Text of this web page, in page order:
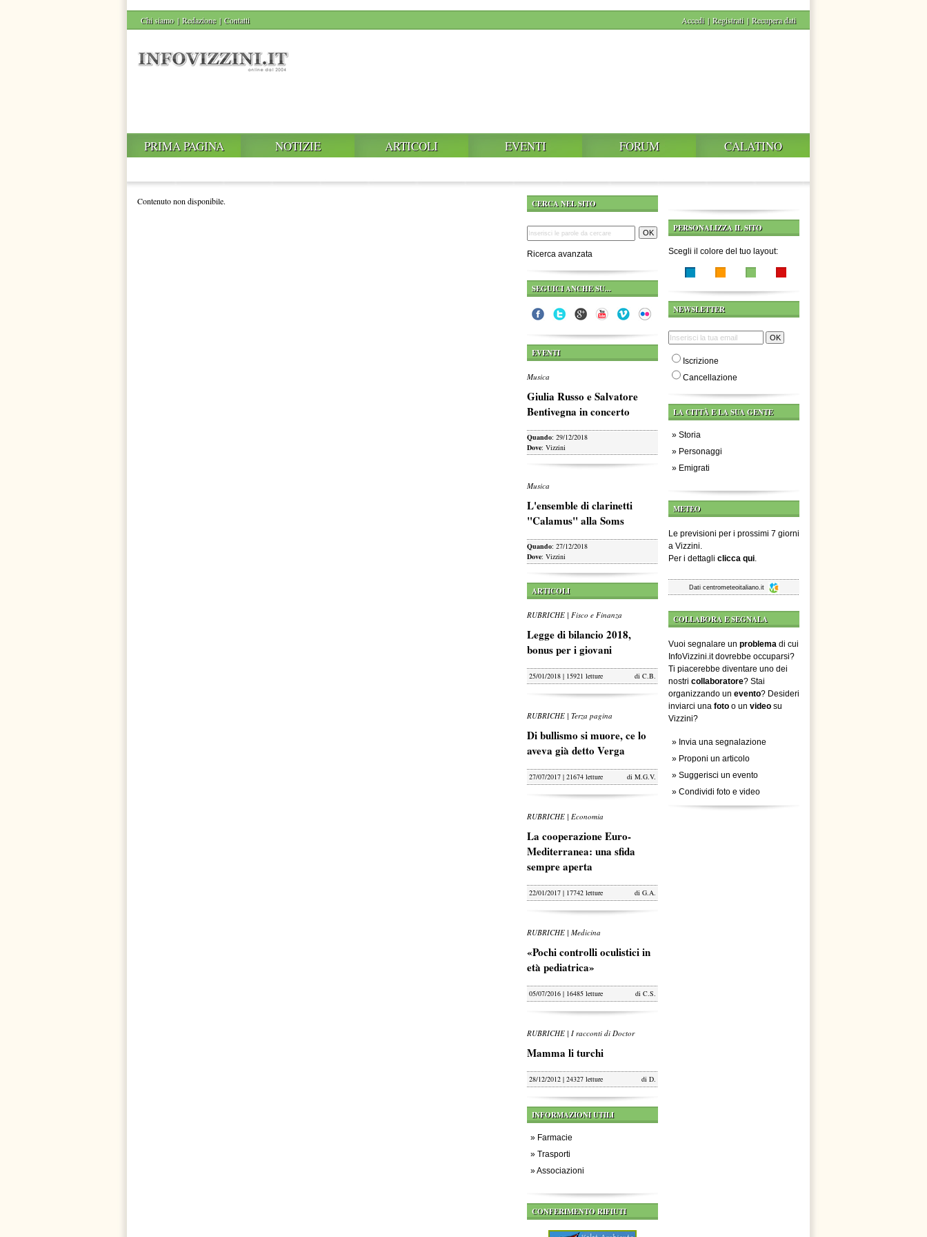
Chi siamo | Redazione | Contatti Accedi | Registrati | Recupera dati
PRIMA PAGINA NOTIZIE ARTICOLI EVENTI FORUM CALATINO
Contenuto non disponibile. CERCA NEL SITO
Ricerca avanzata
SEGUICI ANCHE SU...
EVENTI
Musica
Giulia Russo e Salvatore
Bentivegna in concerto
Quando: 29/12/2018
Dove: Vizzini
Musica
L'ensemble di clarinetti
"Calamus" alla Soms
Quando: 27/12/2018
Dove: Vizzini
ARTICOLI
RUBRICHE | Fisco e Finanza
Legge di bilancio 2018,
bonus per i giovani
25/01/2018 | 15921 letture di C.B.
RUBRICHE | Terza pagina
Di bullismo si muore, ce lo
aveva già detto Verga
27/07/2017 | 21674 letture di M.G.V.
RUBRICHE | Economia
La cooperazione Euro-
Mediterranea: una sfida
sempre aperta
22/01/2017 | 17742 letture di G.A.
RUBRICHE | Medicina
«Pochi controlli oculistici in
età pediatrica»
05/07/2016 | 16485 letture di C.S.
RUBRICHE | I racconti di Doctor
Mamma li turchi
28/12/2012 | 24327 letture di D.
INFORMAZIONI UTILI
» Farmacie
» Trasporti
»Associazioni
CONFERIMENTO RIFIUTI
PERSONALIZZA IL SITO
Scegli il colore del tuo layout:
NEWSLETTER
Iscrizione
Cancellazione
LA CITTÀ E LA SUA GENTE
» Storia
» Personaggi
» Emigrati
METEO
Le previsioni per i prossimi 7 giorni
a Vizzini.
Per i dettagli clicca qui.
Dati centrometeoitaliano.it
COLLABORA E SEGNALA
Vuoi segnalare un problema di cui
InfoVizzini.it dovrebbe occuparsi?
Ti piacerebbe diventare uno dei
nostri collaboratore? Stai
organizzando un evento? Desideri
inviarci una foto o un video su
Vizzini?
» Invia una segnalazione
» Proponi un articolo
» Suggerisci un evento
» Condividi foto e video